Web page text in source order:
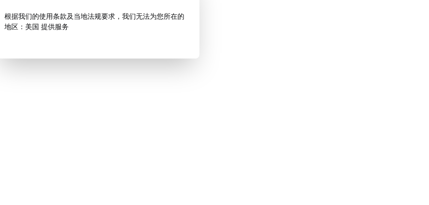
根据我们的使用条款及当地法规要求，我们无法为您所在的
地区：美国 提供服务